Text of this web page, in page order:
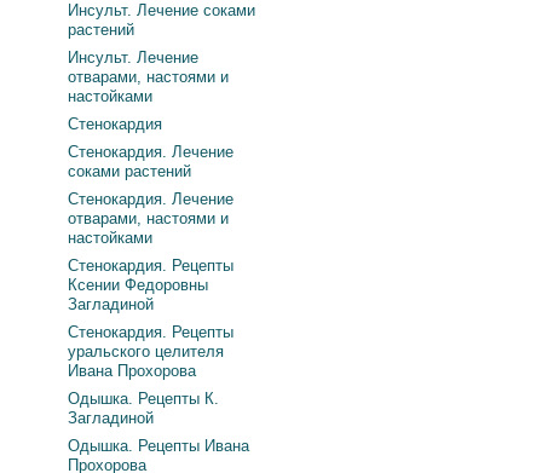
Инсульт. Лечение соками
растений
Инсульт. Лечение
отварами, настоями и
настойками
Стенокардия
Стенокардия. Лечение
соками растений
Стенокардия. Лечение
отварами, настоями и
настойками
Стенокардия. Рецепты
Ксении Федоровны
Загладиной
Стенокардия. Рецепты
уральского целителя
Ивана Прохорова
Одышка. Рецепты К.
Загладиной
Одышка. Рецепты Ивана
Прохорова